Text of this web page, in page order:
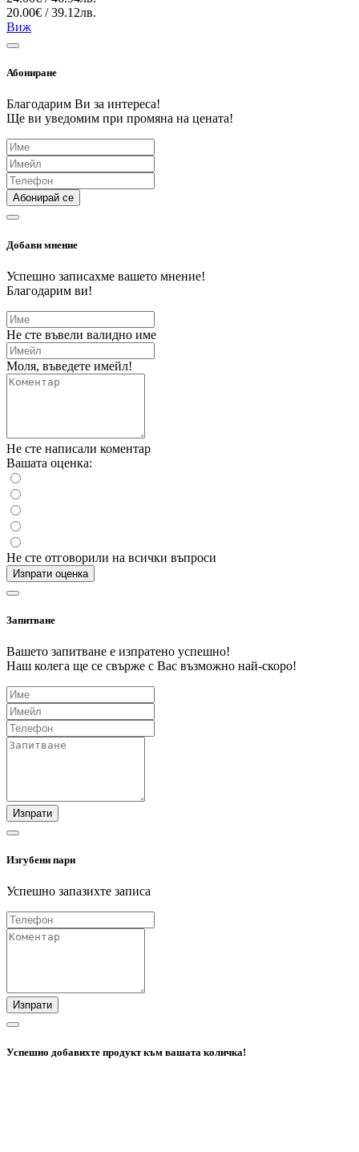
20.00€ / 39.12лв.
Виж
Абониране
Благодарим Ви за интереса!
Ще ви уведомим при промяна на цената!
Абонирай се
Добави мнение
Успешно записахме вашето мнение!
Благодарим ви!
Не сте въвели валидно име
Моля, въведете имейл!
Не сте написали коментар
Вашата оценка:
Не сте отговорили на всички въпроси
Изпрати оценка
Запитване
Вашето запитване е изпратено успешно!
Наш колега ще се свърже с Вас възможно най-скоро!
Изпрати
Изгубени пари
Успешно запазихте записа
Изпрати
Успешно добавихте продукт към вашата количка!